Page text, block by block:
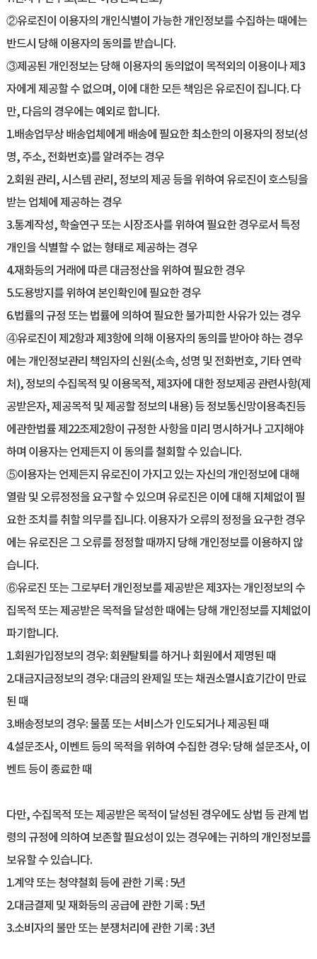
②유로진이 이용자의 개인식별이 가능한 개인정보를 수집하는 때에는
반드시 당해 이용자의 동의를 받습니다.
③제공된 개인정보는 당해 이용자의 동의없이 목적외의 이용이나 제3
자에게 제공할 수 없으며, 이에 대한 모든 책임은 유로진이 집니다. 다
만, 다음의 경우에는 예외로 합니다.
1.배송업무상 배송업체에게 배송에 필요한 최소한의 이용자의 정보(성
명, 주소, 전화번호)를 알려주는 경우
2.회원 관리, 시스템 관리, 정보의 제공 등을 위하여 유로진이 호스팅을
받는 업체에 제공하는 경우
3.통계작성, 학술연구 또는 시장조사를 위하여 필요한 경우로서 특정
개인을 식별할 수 없는 형태로 제공하는 경우
4.재화등의 거래에 따른 대금정산을 위하여 필요한 경우
5.도용방지를 위하여 본인확인에 필요한 경우
6.법률의 규정 또는 법률에 의하여 필요한 불가피한 사유가 있는 경우
④유로진이 제2항과 제3항에 의해 이용자의 동의를 받아야 하는 경우
에는 개인정보관리 책임자의 신원(소속, 성명 및 전화번호, 기타 연락
처), 정보의 수집목적 및 이용목적, 제3자에 대한 정보제공 관련사항(제
공받은자, 제공목적 및 제공할 정보의 내용) 등 정보통신망이용촉진등
에관한법률 제22조제2항이 규정한 사항을 미리 명시하거나 고지해야
하며 이용자는 언제든지 이 동의를 철회할 수 있습니다.
⑤이용자는 언제든지 유로진이 가지고 있는 자신의 개인정보에 대해
열람 및 오류정정을 요구할 수 있으며 유로진은 이에 대해 지체없이 필
요한 조치를 취할 의무를 집니다. 이용자가 오류의 정정을 요구한 경우
에는 유로진은 그 오류를 정정할 때까지 당해 개인정보를 이용하지 않
습니다.
⑥유로진 또는 그로부터 개인정보를 제공받은 제3자는 개인정보의 수
집목적 또는 제공받은 목적을 달성한 때에는 당해 개인정보를 지체없이
파기합니다.
1.회원가입정보의 경우: 회원ㅤ탈퇴를 하거나 회원에서 제명된 때
2.대금지금정보의 경우: 대금의 완제일 또는 채권소멸시효기간이 만료
된 때
3.배송정보의 경우: 물품 또는 서비스가 인도되거나 제공된 때
4.설문조사, 이벤트 등의 목적을 위하여 수집한 경우: 당해 설문조사, 이
벤트 등이 종료한 때
다만, 수집목적 또는 제공받은 목적이 달성된 경우에도 상법 등 관계 법
령의 규정에 의하여 보존할 필요성이 있는 경우에는 귀하의 개인정보를
보유할 수 있습니다.
1.계약 또는 청약철회 등에 관한 기록 : 5년
2.대금결제 및 재화등의 공급에 관한 기록 : 5년
3.소비자의 불만 또는 분쟁처리에 관한 기록 : 3년